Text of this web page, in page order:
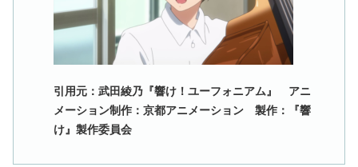
引用元：武田綾乃『響け！ユーフォニアム』 アニ
メーション制作：京都アニメーション 製作：『響
け』製作委員会